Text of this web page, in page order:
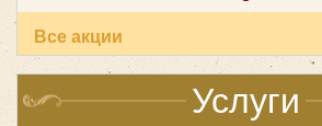
Все акции
Услуги